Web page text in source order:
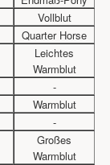
Vollblut
Quarter Horse
Leichtes
Warmblut
-
Warmblut
-
Großes
Warmblut